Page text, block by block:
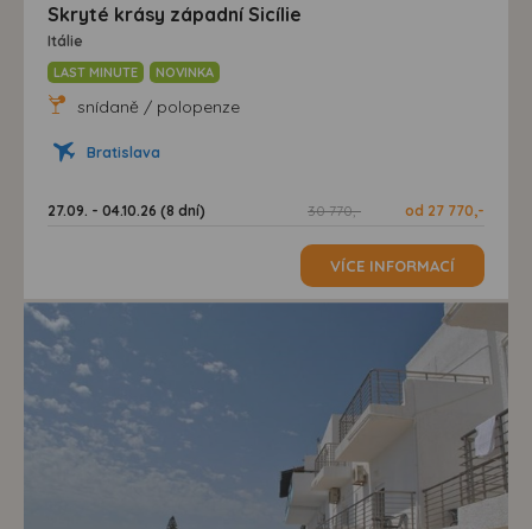
Skryté krásy západní Sicílie
Itálie
LAST MINUTE NOVINKA
snídaně / polopenze
Bratislava
27.09. - 04.10.26 (8 dní) 30 770,- od 27 770,-
VÍCE INFORMACÍ